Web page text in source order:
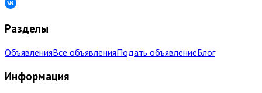
Разделы
ОбъявленияВсе объявленияПодать объявлениеБлог
Информация